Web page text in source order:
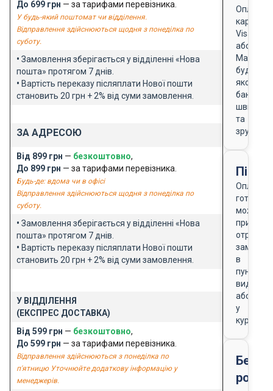
До 699 грн — за тарифами перевізника.
У будь-який поштомат чи відділення.
Відправлення здійснюються щодня з понеділка по
суботу.
• Замовлення зберігається у відділенні «Нова
пошта» протягом 7 днів.
• Вартість переказу післяплати Нової пошти
становить 20 грн + 2% від суми замовлення.
ЗА АДРЕСОЮ
Від 899 грн — безкоштовно,
До 899 грн — за тарифами перевізника.
Будь-де: вдома чи в офісі
Відправлення здійснюються щодня з понеділка по
суботу.
• Замовлення зберігається у відділенні «Нова
пошта» протягом 7 днів.
• Вартість переказу післяплати Нової пошти
становить 20 грн + 2% від суми замовлення.
У ВІДДІЛЕННЯ
(ЕКСПРЕС ДОСТАВКА)
Від 599 грн — безкоштовно,
До 599 грн — за тарифами перевізника.
Відправлення здійснюються з понеділка по
п'ятницю Уточнюйте додаткову інформацію у
менеджерів.
Оплата
карткою
Visa
або
будь-
якого
банку
швидко
та
зручно
Оплата
готівкою
можлива
при
в
пункті
видачі
або
у
кур'єра